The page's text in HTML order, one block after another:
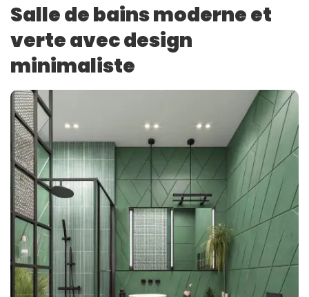
Salle de bains moderne et
verte avec design
minimaliste